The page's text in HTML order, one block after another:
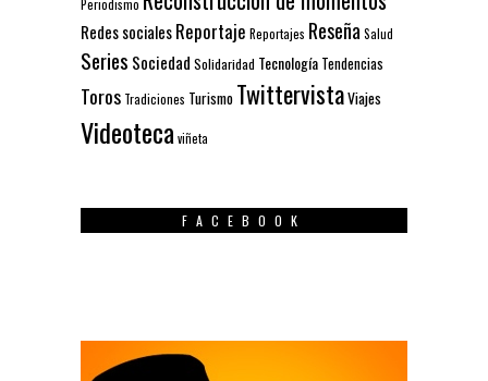
Periodismo
Redes socialesReportaje Reportajes ReseñaSalud
Series Sociedad Solidaridad Tecnología Tendencias
Toros Tradiciones Turismo TwittervistaViajes
Videotecaviñeta
FACEBOOK